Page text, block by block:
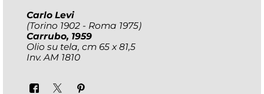
Carlo Levi
(Torino 1902 - Roma 1975)
Carrubo, 1959
Olio su tela, cm 65 x 81,5
Inv. AM 1810